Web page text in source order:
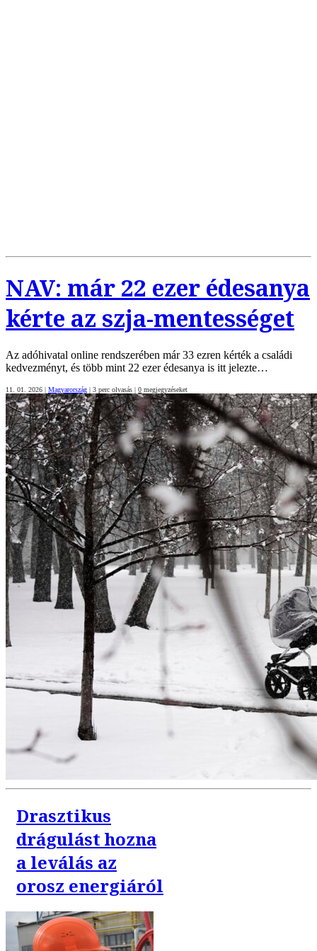
NAV: már 22 ezer édesanya
kérte az szja-mentességet
Az adóhivatal online rendszerében már 33 ezren kérték a családi
kedvezményt, és több mint 22 ezer édesanya is itt jelezte…
11. 01. 2026 | Magyarország | 3 perc olvasás | 0 megjegyzéseket
Drasztikus
drágulást hozna
a leválás az
orosz energiáról